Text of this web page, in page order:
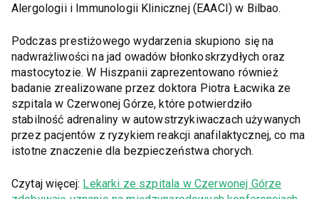
Alergologii i Immunologii Klinicznej (EAACI) w Bilbao.
Podczas prestiżowego wydarzenia skupiono się na
nadwrażliwości na jad owadów błonkoskrzydłych oraz
mastocytozie. W Hiszpanii zaprezentowano również
badanie zrealizowane przez doktora Piotra Łacwika ze
szpitala w Czerwonej Górze, które potwierdziło
stabilność adrenaliny w autowstrzykiwaczach używanych
przez pacjentów z ryzykiem reakcji anafilaktycznej, co ma
istotne znaczenie dla bezpieczeństwa chorych.
Czytaj więcej: Lekarki ze szpitala w Czerwonej Górze